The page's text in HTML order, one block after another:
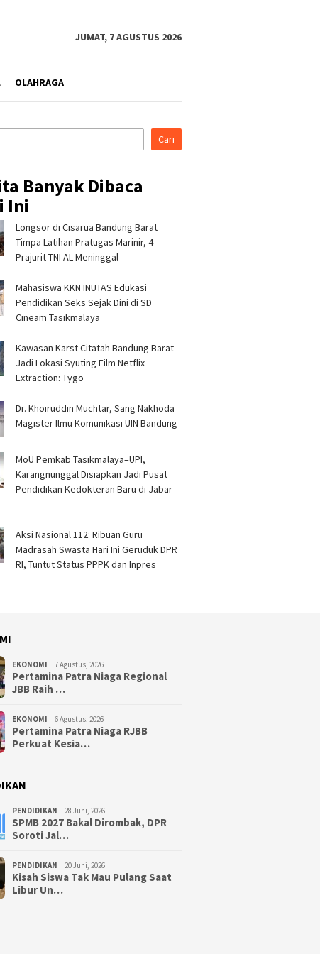
JUMAT, 7 AGUSTUS 2026
OLAHRAGA
ke Ponpes Baitul
Kapolres
Minta Dukungan
Pertamina Patra Niaga, PLN
Nusantara Power UP
bagi Anak Penyintas Gempa
di Sigi
Cari
Banyak Dibaca
Ini
Longsor di Cisarua Bandung Barat
Timpa Latihan Pra­tugas Marinir, 4
Prajurit TNI AL Meninggal
Mahasiswa KKN INUTAS Edukasi
Pendidikan Seks Sejak Dini di SD
Cineam Tasikmalaya
Kawasan Karst Citatah Bandung Barat
Jadi Lokasi Syuting Film Netflix
Extraction: Tygo
Dr. Khoiruddin Muchtar, Sang Nakhoda
Magister Ilmu Komunikasi UIN Bandung
MoU Pemkab Tasikmalaya–UPI,
Karangnunggal Disiapkan Jadi Pusat
Pendidikan Kedokteran Baru di Jabar
Aksi Nasional 112: Ribuan Guru
Madrasah Swasta Hari Ini Geruduk DPR
RI, Tuntut Status PPPK dan Inpres
EKONOMI 7 Agustus, 2026
Pertamina Patra Niaga Regional
JBB Raih …
EKONOMI 6 Agustus, 2026
Pertamina Patra Niaga RJBB
Perkuat Kesia…
PENDIDIKAN 28 Juni, 2026
SPMB 2027 Bakal Dirombak, DPR
Soroti Jal…
PENDIDIKAN 20 Juni, 2026
Kisah Siswa Tak Mau Pulang Saat
Libur Un…